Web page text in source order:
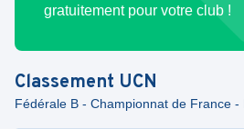
gratuitement pour votre club !
Classement UCN
Fédérale B - Championnat de France